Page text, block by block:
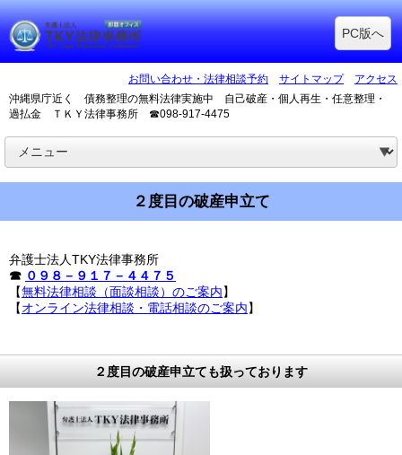
PC版へ
お問い合わせ・法律相談予約 サイトマップ
アクセス
沖縄県庁近く 債務整理の無料法律実施中 自己破産・個人再生・任意整理・
過払金 ＴＫＹ法律事務所 ☎098-917-4475
２度目の破産申立て
弁護士法人TKY法律事務所
☎ ０９８－９１７－４４７５
【無料法律相談（面談相談）のご案内】
【オンライン法律相談・電話相談のご案内】
２度目の破産申立ても扱っております